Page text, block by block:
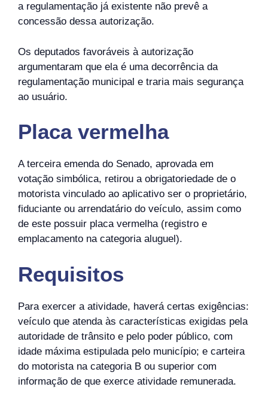
a regulamentação já existente não prevê a
concessão dessa autorização.
Os deputados favoráveis à autorização
argumentaram que ela é uma decorrência da
regulamentação municipal e traria mais segurança
ao usuário.
Placa vermelha
A terceira emenda do Senado, aprovada em
votação simbólica, retirou a obrigatoriedade de o
motorista vinculado ao aplicativo ser o proprietário,
fiduciante ou arrendatário do veículo, assim como
de este possuir placa vermelha (registro e
emplacamento na categoria aluguel).
Requisitos
Para exercer a atividade, haverá certas exigências:
veículo que atenda às características exigidas pela
autoridade de trânsito e pelo poder público, com
idade máxima estipulada pelo município; e carteira
do motorista na categoria B ou superior com
informação de que exerce atividade remunerada.